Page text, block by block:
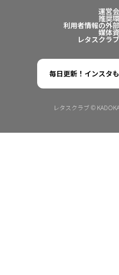
運営
推奨
利用者情報の外
媒体
レタスクラ
毎日更新！インスタ
レタスクラブ ©